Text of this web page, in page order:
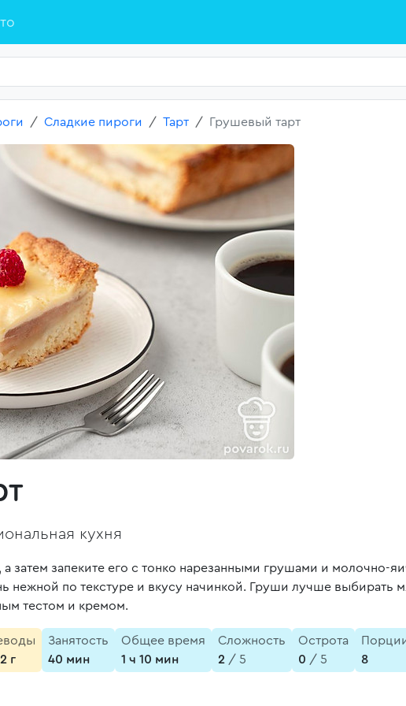
Сладкие пироги Тарт Грушевый тарт
кухня
а затем запеките его с тонко нарезанными грушами и молочно-
нежной по текстуре и вкусу начинкой. Груши лучше выбирать
тестом и кремом.
г
Занятость
40 мин
Общее время
1 ч 10 мин
Сложность
2 / 5
Острота
0 / 5
8